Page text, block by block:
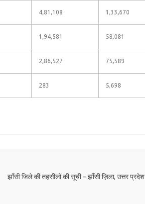
4,81,108 1,33,670
1,94,581 58,081
2,86,527 75,589
283 5,698
झाँसी जिले की तहसीलों की सूची – झाँसी ज़िला, उत्तर प्रदेश